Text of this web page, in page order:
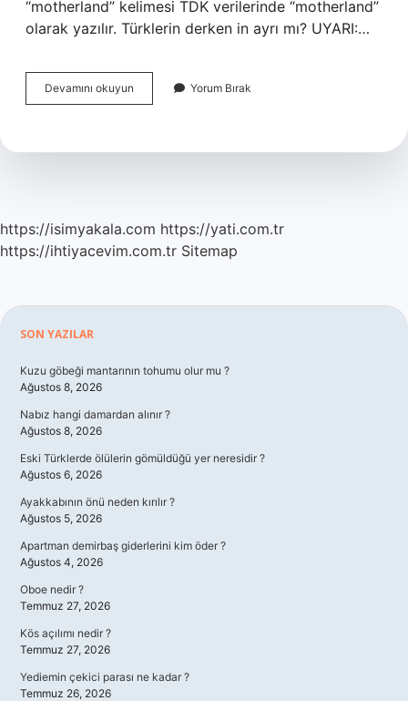
“motherland” kelimesi TDK verilerinde “motherland”
olarak yazılır. Türklerin derken in ayrı mı? UYARI:…
Devamını okuyun Anavatan
Bitişik
Mı
Yorum Bırak
https://isimyakala.com https://yati.com.tr
https://ihtiyacevim.com.tr Sitemap
Sidebar
SON YAZILAR
Kuzu göbeği mantarının tohumu olur mu ?
Ağustos 8, 2026
Nabız hangi damardan alınır ?
Ağustos 8, 2026
Eski Türklerde ölülerin gömüldüğü yer neresidir ?
Ağustos 6, 2026
Ayakkabının önü neden kırılır ?
Ağustos 5, 2026
Apartman demirbaş giderlerini kim öder ?
Ağustos 4, 2026
Oboe nedir ?
Temmuz 27, 2026
Kös açılımı nedir ?
Temmuz 27, 2026
Yediemin çekici parası ne kadar ?
Temmuz 26, 2026